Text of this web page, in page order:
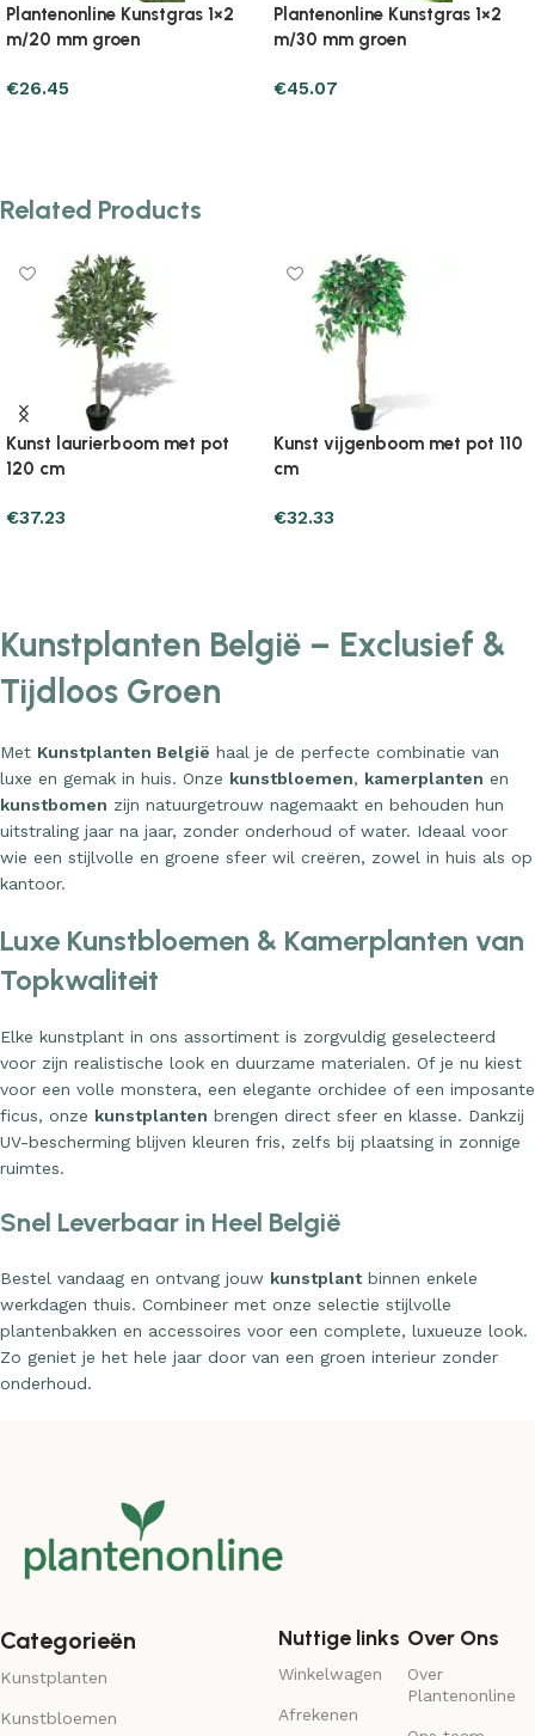
Plantenonline Kunstgras 1×2
m/40 mm groen
€65.65
Plantenonline Kunstgras 1×5
m/20 mm groen
€65.65
Related Products
Kunst laurierboom met pot
120 cm
€37.23
Kunst vijgenboom met pot 110
cm
€32.33
Kunstplanten België – Exclusief &
Tijdloos Groen
Met Kunstplanten België haal je de perfecte combinatie van
luxe en gemak in huis. Onze kunstbloemen, kamerplanten en
kunstbomen zijn natuurgetrouw nagemaakt en behouden hun
uitstraling jaar na jaar, zonder onderhoud of water. Ideaal voor
wie een stijlvolle en groene sfeer wil creëren, zowel in huis als op
kantoor.
Luxe Kunstbloemen & Kamerplanten van
Topkwaliteit
Elke kunstplant in ons assortiment is zorgvuldig geselecteerd
voor zijn realistische look en duurzame materialen. Of je nu kiest
voor een volle monstera, een elegante orchidee of een imposante
ficus, onze kunstplanten brengen direct sfeer en klasse. Dankzij
UV-bescherming blijven kleuren fris, zelfs bij plaatsing in zonnige
ruimtes.
Snel Leverbaar in Heel België
Bestel vandaag en ontvang jouw kunstplantbinnen enkele
werkdagen thuis. Combineer met onze selectie stijlvolle
plantenbakken en accessoires voor een complete, luxueuze look.
Zo geniet je het hele jaar door van een groen interieur zonder
onderhoud.
Categorieën
Kunstplanten
Kunstbloemen
Nuttige links
Winkelwagen
Afrekenen
Over Ons
Over
Plantenonline